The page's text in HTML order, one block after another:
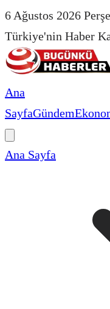
6 Ağustos 2026
Türkiye'nin Haber
Ana
SayfaGündem
Ana Sayfa